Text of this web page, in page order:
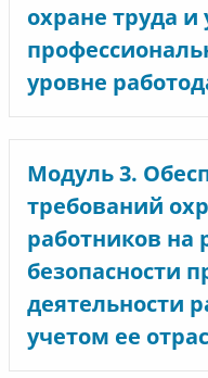
охране труда
уровне
Модуль 3.
требований
работников на
безопасности
деятельности
учетом ее